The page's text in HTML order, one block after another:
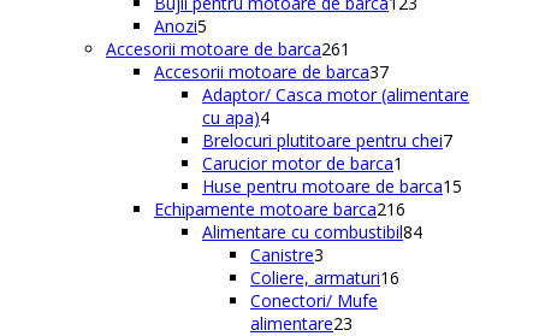
Anozi5
produse
Accesorii motoare de barca261
de
produse
Accesorii motoare de barca3737
de
Adaptor/ Casca motor (alimentare
cu apa)44
produse
Brelocuri plutitoare pentru chei77
Carucior motor de barca1
produs
Huse pentru motoare de barca15
Echipamente motoare barca216
produse
Alimentare cu combustibil8484
Canistre3
produse
Coliere, armaturi16
Conectori/ Mufe
alimentare23